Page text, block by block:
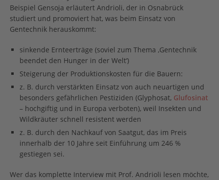
Beispiel Gensoja erläutert Andrioli, der in Osnabrück
studiert und promoviert hat, was beim Einsatz von
Gentechnik herauskommt:
sinkende Ernteerträge (soviel zum Thema ‚Gentechnik
beendet den Hunger in der Welt‘)
Steigerung der Produktionskosten für die Bauern:
z. B. durch verstärkten Einsatz von auch neuartigen und
besonders gefährlichen Pestiziden (Glyphosat, Glufosinat
– hochgiftig und in Europa verboten), weil Insekten und
Wildkräuter schnell resistent werden
z. B. durch den Nachkauf von Saatgut, das im Preis
innerhalb der 10 Jahre seit Einführung um 246 %
gestiegen sei.
Wer das komplette Interview mit Prof. Andrioli lesen möchte,